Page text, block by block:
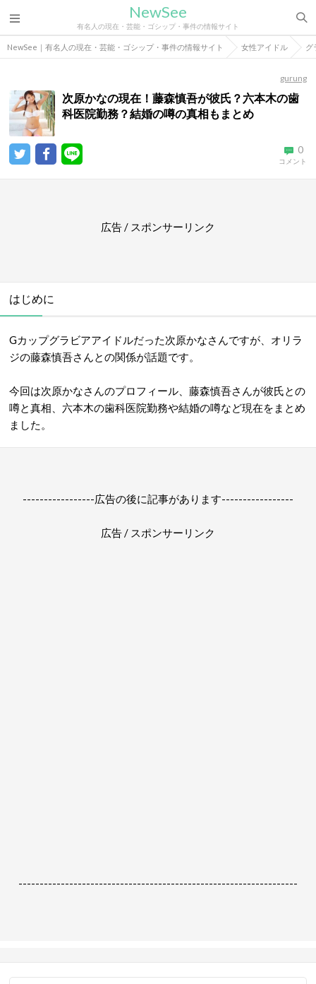
NewSee
有名人の現在・芸能・ゴシップ・事件の情報サイト
NewSee｜有名人の現在・芸能・ゴシップ・事件の情報サイト 女性アイドル グ
gurung
次原かなの現在！藤森慎吾が彼氏？六本木の歯
科医院勤務？結婚の噂の真相もまとめ
0
コメント
広告 / スポンサーリンク
はじめに
Gカップグラビアアイドルだった次原かなさんですが、オリラ
ジの藤森慎吾さんとの関係が話題です。
今回は次原かなさんのプロフィール、藤森慎吾さんが彼氏との
噂と真相、六本木の歯科医院勤務や結婚の噂など現在をまとめ
ました。
-----------------広告の後に記事があります-----------------
広告 / スポンサーリンク
------------------------------------------------------------------